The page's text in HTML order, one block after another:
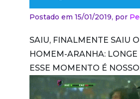
Postado em 15/01/2019, por
SAIU, FINALMENTE SAIU
HOMEM-ARANHA: LONGE
ESSE MOMENTO É